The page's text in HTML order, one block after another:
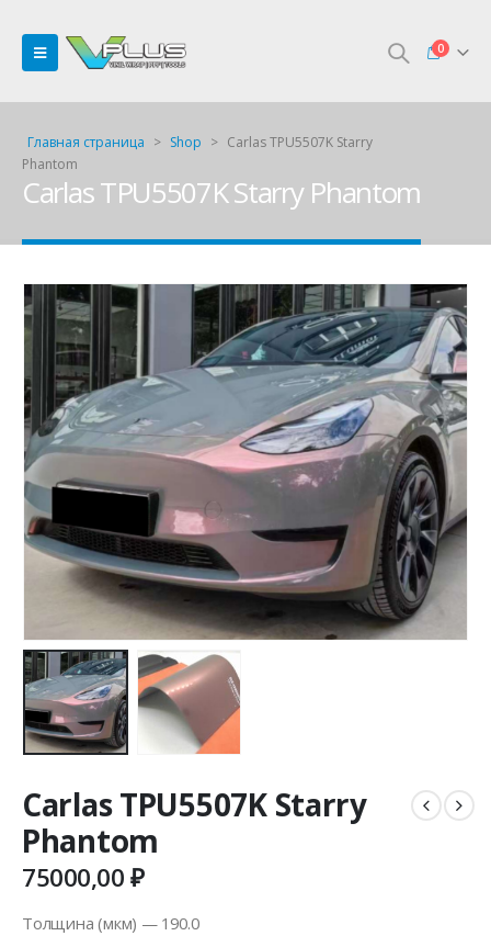
0
Главная страница > Shop > Carlas TPU5507K Starry
Phantom
Carlas TPU5507K Starry Phantom
Carlas TPU5507K Starry
Phantom
75000,00₽
Толщина (мкм) — 190.0